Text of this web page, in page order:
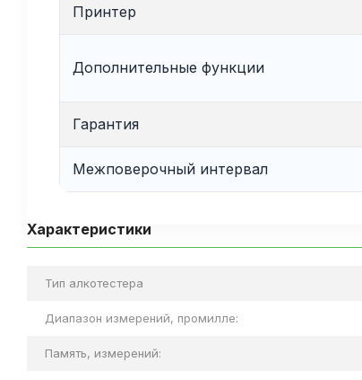
Принтер
Дополнительные функции
Гарантия
Межповерочный интервал
Характеристики
Тип алкотестера
Диапазон измерений, промилле:
Память, измерений: